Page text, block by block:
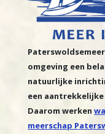
omgeving een
natuurlijke
een
Daarom werken
meerschap